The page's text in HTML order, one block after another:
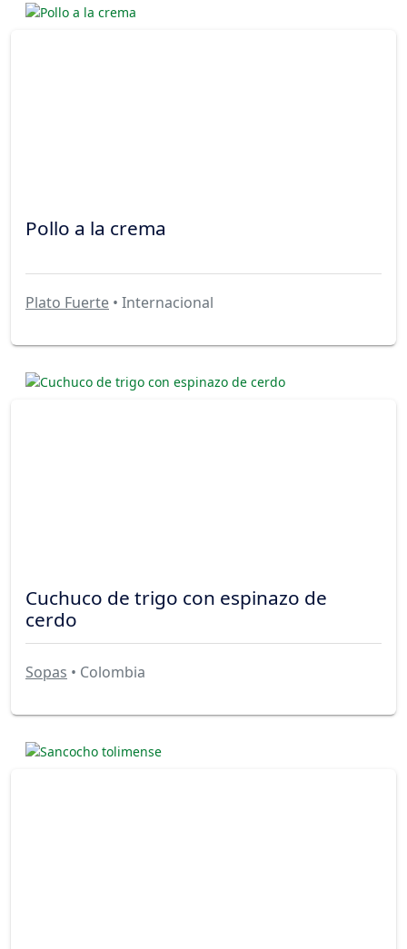
Pollo a la crema
Plato Fuerte • Internacional
Cuchuco de trigo con espinazo de
cerdo
Sopas • Colombia